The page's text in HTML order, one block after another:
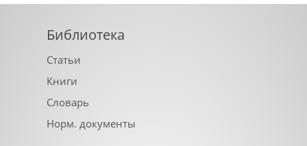
Библиотека
Статьи
Книги
Словарь
Норм. документы